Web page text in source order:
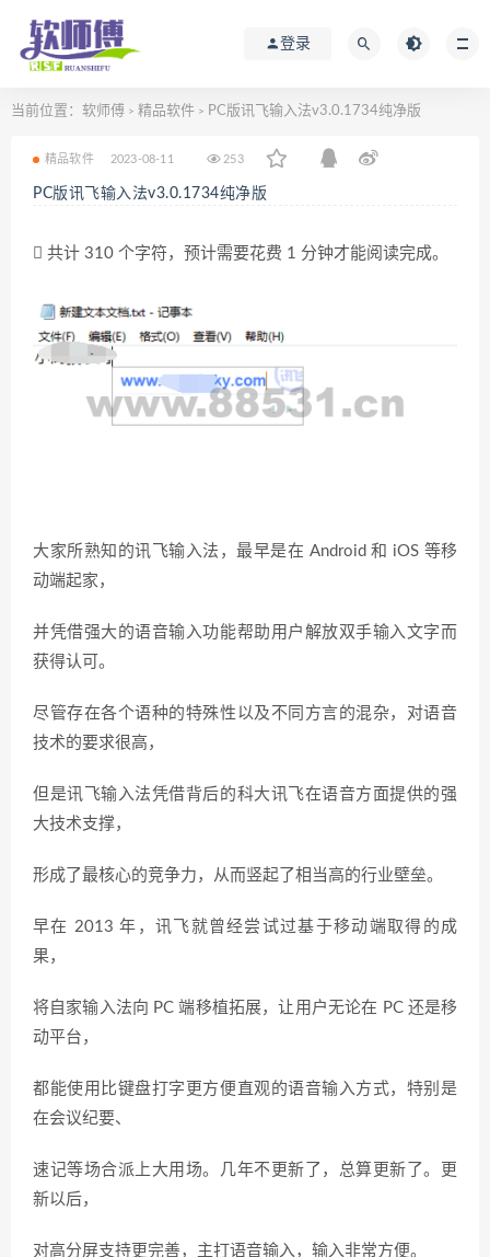
登录
当前位置： 软师傅 > 精品软件 > PC版讯飞输入法v3.0.1734纯净版
精品软件 2023-08-11 253
PC版讯飞输入法v3.0.1734纯净版
共计 310 个字符，预计需要花费 1 分钟才能阅读完成。
大家所熟知的讯飞输入法，最早是在 Android 和 iOS 等移
动端起家，
并凭借强大的语音输入功能帮助用户解放双手输入文字而
获得认可。
尽管存在各个语种的特殊性以及不同方言的混杂，对语音
技术的要求很高，
但是讯飞输入法凭借背后的科大讯飞在语音方面提供的强
大技术支撑，
形成了最核心的竞争力，从而竖起了相当高的行业壁垒。
早在 2013 年，讯飞就曾经尝试过基于移动端取得的成
果，
将自家输入法向 PC 端移植拓展，让用户无论在 PC 还是移
动平台，
都能使用比键盘打字更方便直观的语音输入方式，特别是
在会议纪要、
速记等场合派上大用场。几年不更新了，总算更新了。更
新以后，
对高分屏支持更完善，主打语音输入，输入非常方便。